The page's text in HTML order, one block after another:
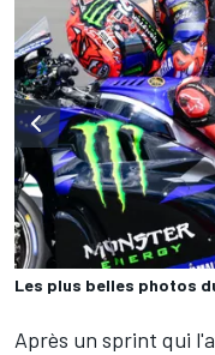
Les plus belles photos
Après un sprint qui